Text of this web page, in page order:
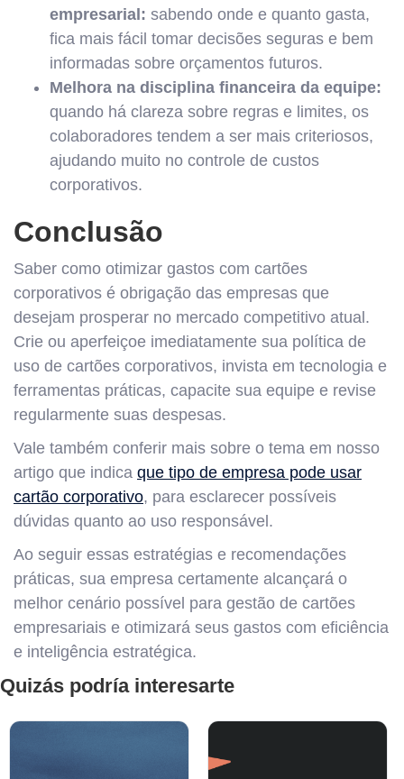
empresarial: sabendo onde e quanto gasta,
fica mais fácil tomar decisões seguras e bem
informadas sobre orçamentos futuros.
Melhora na disciplina financeira da equipe:
quando há clareza sobre regras e limites, os
colaboradores tendem a ser mais criteriosos,
ajudando muito no controle de custos
corporativos.
Conclusão
Saber como otimizar gastos com cartões
corporativos é obrigação das empresas que
desejam prosperar no mercado competitivo atual.
Crie ou aperfeiçoe imediatamente sua política de
uso de cartões corporativos, invista em tecnologia e
ferramentas práticas, capacite sua equipe e revise
regularmente suas despesas.
Vale também conferir mais sobre o tema em nosso
artigo que indica que tipo de empresa pode usar
cartão corporativo, para esclarecer possíveis
dúvidas quanto ao uso responsável.
Ao seguir essas estratégias e recomendações
práticas, sua empresa certamente alcançará o
melhor cenário possível para gestão de cartões
empresariais e otimizará seus gastos com eficiência
e inteligência estratégica.
Quizás podría interesarte